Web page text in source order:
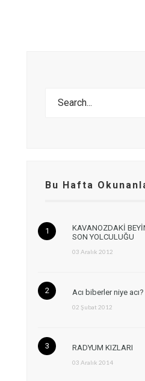
Bu Hafta
KAVANOZDAKİ
SON YOLCULUĞU
03 Aralık 2012
Acı biberler niye acı?
02 Şubat 2012
RADYUM KIZLARI
03 Aralık 2014